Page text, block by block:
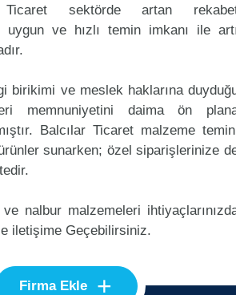
sektörde artan
uygun ve hızlı temin imkanı ile
birikimi ve meslek haklarına
memnuniyetini daima ön
Balcılar Ticaret malzeme
sunarken; özel siparişlerinize
nalbur malzemeleri
iletişime Geçebilirsiniz.
Firma Ekle +